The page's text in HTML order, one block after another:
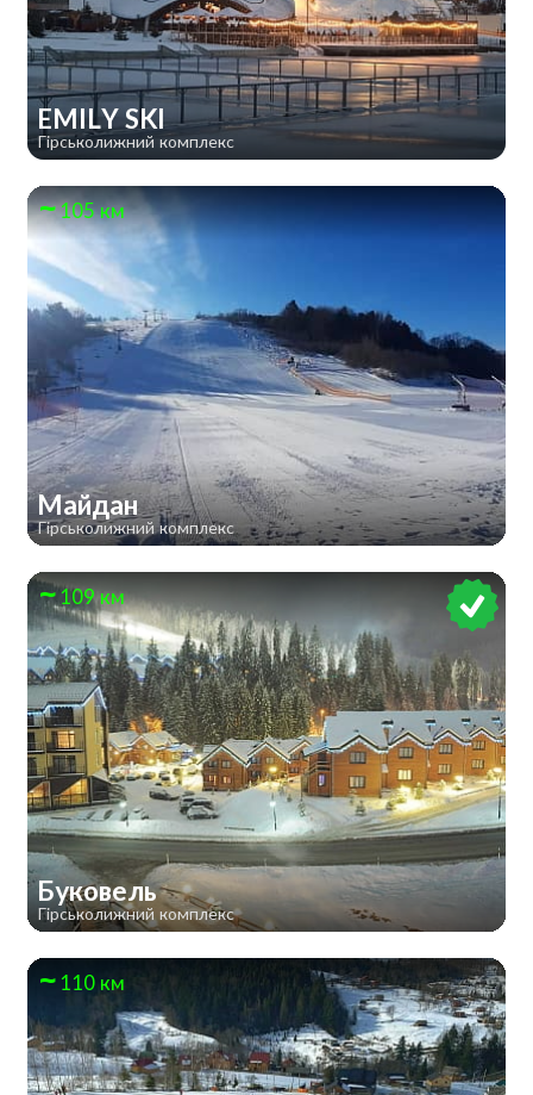
EMILY SKI
Гірськолижний комплекс
105 км
Майдан
Гірськолижний комплекс
109 км
Буковель
Гірськолижний комплекс
110 км